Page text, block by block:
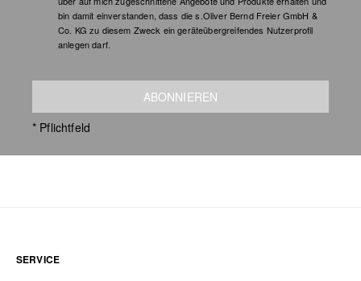
bin damit einverstanden, dass die s.Oliver Bernd Freier GmbH &
Co. KG zu diesem Zweck ein geräteübergreifendes Nutzerprofil
anlegen darf.
ABONNIEREN
* Pflichtfeld
SERVICE